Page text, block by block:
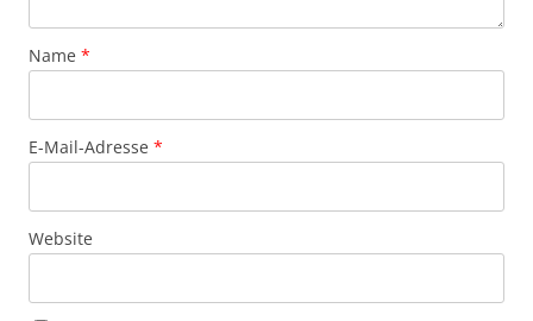
Name *
E-Mail-Adresse *
Website